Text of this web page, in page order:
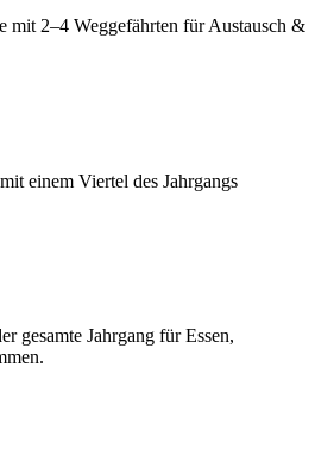
mit 2–4 Weggefährten für Austausch &
einem Viertel des Jahrgangs
gesamte Jahrgang für Essen,